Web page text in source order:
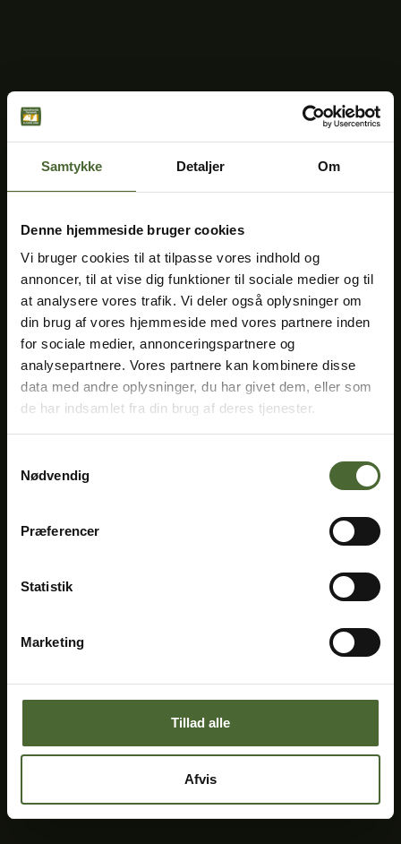
Samtykke Detaljer Om
Denne hjemmeside bruger cookies
Vi bruger cookies til at tilpasse vores indhold og
annoncer, til at vise dig funktioner til sociale medier og til
at analysere vores trafik. Vi deler også oplysninger om
din brug af vores hjemmeside med vores partnere inden
for sociale medier, annonceringspartnere og
analysepartnere. Vores partnere kan kombinere disse
data med andre oplysninger, du har givet dem, eller som
de har indsamlet fra din brug af deres tjenester.
Nødvendig
Præferencer
Statistik
Marketing
Tillad alle
Afvis
Planlæg dit besøg
Det sker i parken
Praktisk info
Synlige og usynlige handicap
Familieguide til Djursland